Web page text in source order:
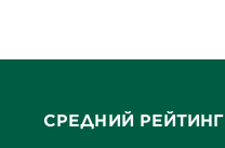
СРЕДНИЙ РЕЙТИНГ